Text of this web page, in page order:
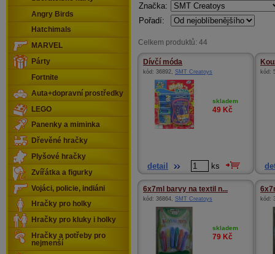
Značka:
Pořadí:
Celkem produktů: 44
Dívčí móda
kód: 36892, SMT Creatoys
skladem
49 Kč
detail ks
kód:
6x7ml barvy na textil n...
kód: 36864, SMT Creatoys
skladem
79 Kč
kód:
Angry Birds
Hatchimals
MARVEL
Párty
Fortnite
Auta+dopravní prostředky
LEGO
Panenky a miminka
Dřevěné hračky
Plyšové hračky
Zvířátka a figurky
Vojáci, policie, indiáni
Hračky pro holky
Hračky pro kluky i holky
Hračky a potřeby pro
nejmenší